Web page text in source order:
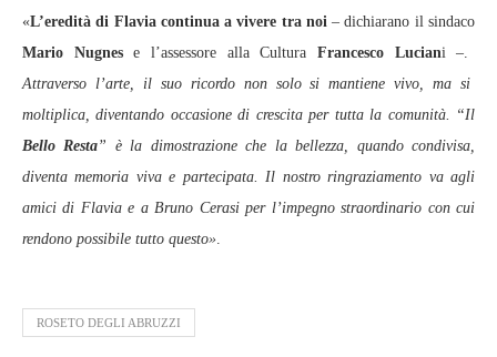
«L’eredità di Flavia continua a vivere tra noi– dichiarano il sindaco
Mario Nugnese l’assessore alla Cultura Francesco Luciani –.
Attraverso l’arte, il suo ricordo non solo si mantiene vivo, ma si
moltiplica, diventando occasione di crescita per tutta la comunità. “Il
Bello Resta” è la dimostrazione che la bellezza, quando condivisa,
diventa memoria viva e partecipata. Il nostro ringraziamento va agli
amici di Flavia e a Bruno Cerasi per l’impegno straordinario con cui
rendono possibile tutto questo».
ROSETO DEGLI ABRUZZI